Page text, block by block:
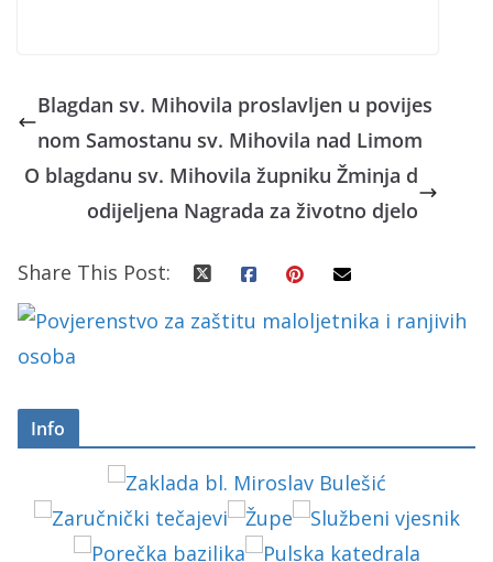
Blagdan sv. Mihovila proslavljen u povijes
nom Samostanu sv. Mihovila nad Limom
O blagdanu sv. Mihovila župniku Žminja d
odijeljena Nagrada za životno djelo
Share This Post:
Info